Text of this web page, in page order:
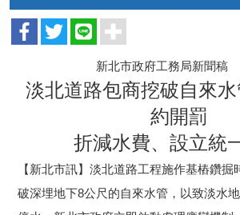
新北市政府工務局新聞
淡北道路包商挖破自來
約開罰
折減水費、設立統
【新北市訊】淡北道路工程施作基樁鑽掘
破深埋地下8公尺的自來水管，以致淡水